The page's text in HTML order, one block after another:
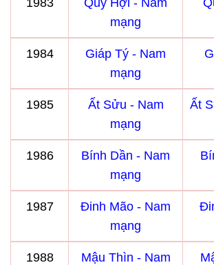
1983
Quý Hợi - Nam
mạng
1984
Giáp Tý - Nam
mạng
1985
Ất Sửu - Nam
mạng
Ất
1986
Bính Dần - Nam
mạng
1987
Đinh Mão - Nam
mạng
1988
Mậu Thìn - Nam